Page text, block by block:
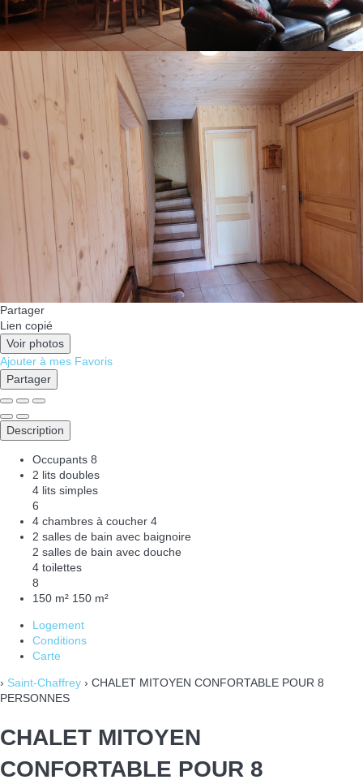
Partager
Lien copié
Voir photos
Ajouter à mes Favoris
Partager
Description
Occupants 8
2 lits doubles
4 lits simples
6
4 chambres à coucher 4
2 salles de bain avec baignoire
2 salles de bain avec douche
4 toilettes
8
150 m² 150 m²
Logement
Conditions
Carte
› Saint-Chaffrey › CHALET MITOYEN CONFORTABLE POUR 8
PERSONNES
CHALET MITOYEN
CONFORTABLE POUR 8